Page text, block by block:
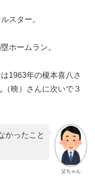
スター。
ホームラン。
1963年の榎本喜八さ
映）さんに次いで３
父ちゃん
かったこと